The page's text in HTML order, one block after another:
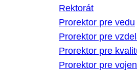
Rektorát
Prorektor pre vedu
Prorektor pre
Prorektor pre
Prorektor pre